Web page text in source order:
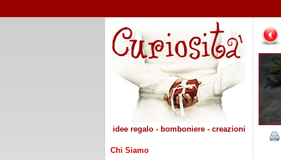
idee regalo - bomboniere - creazioni
Chi Siamo